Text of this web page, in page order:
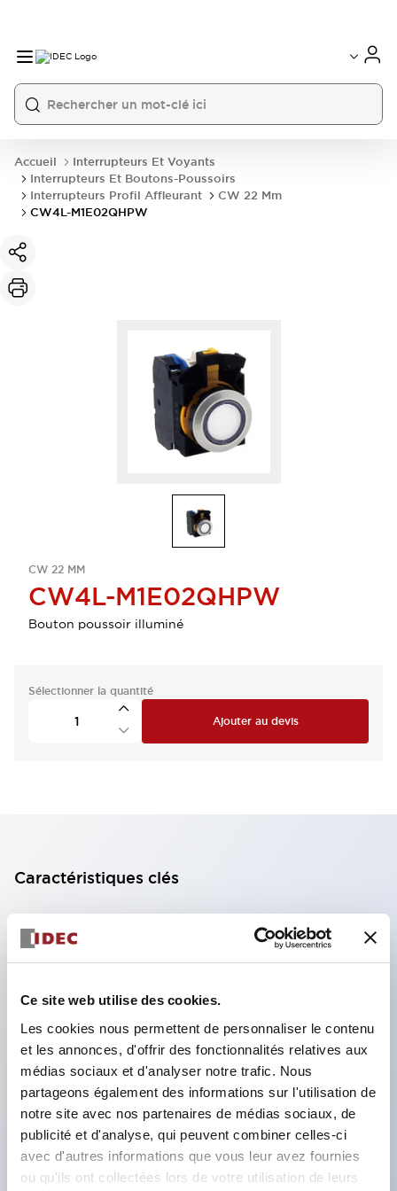
Ce site web utilise des cookies.
Les cookies nous permettent de personnaliser le contenu
et les annonces, d'offrir des fonctionnalités relatives aux
médias sociaux et d'analyser notre trafic. Nous
partageons également des informations sur l'utilisation de
notre site avec nos partenaires de médias sociaux, de
publicité et d'analyse, qui peuvent combiner celles-ci
avec d'autres informations que vous leur avez fournies
ou qu'ils ont collectées lors de votre utilisation de leurs
Accueil
Interrupteurs Et Voyants
Interrupteurs Et Boutons-Poussoirs
Interrupteurs Profil Affleurant
CW 22 Mm
CW4L-M1E02QHPW
CW 22 MM
CW4L-M1E02QHPW
Bouton poussoir illuminé
Sélectionner la quantité
Ajouter au devis
Caractéristiques clés
Bloc de contact à 2 étages avec 2 contacts,
permettant une configuration à 4 contacts
Profondeur du panneau de 39,9 mm (*bloc de
contact à 11 étages), 59,9 mm (*bloc de contact à
22 étages). Conception peu encombrante
Structure de sécurité de 3e génération :
déclenchement à 2 actions, garde intégrée,
structure de protection des doigts IP20.